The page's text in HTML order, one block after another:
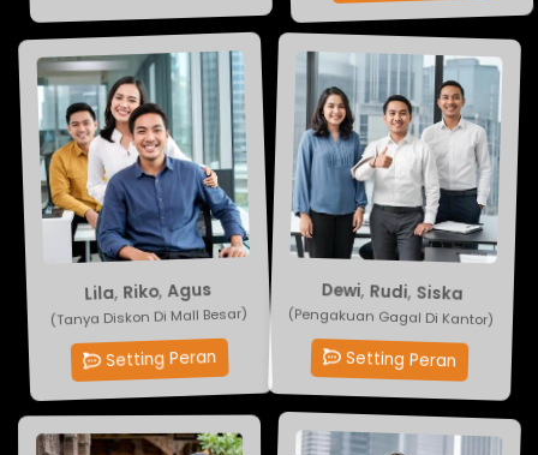
Lila,Riko,Agus
(Tanya Diskon Di Mall Besar)
Setting Peran
Dewi,Rudi,Siska
(Pengakuan Gagal Di Kantor)
Setting Peran